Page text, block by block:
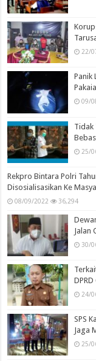
22/
Panik
09/
Tidak
25/
Rekpro Bintara Polri
Disosialisasikan Ke
08/09/2022 36,294
Jalan
30/
24/
SPS
Jaga
25/